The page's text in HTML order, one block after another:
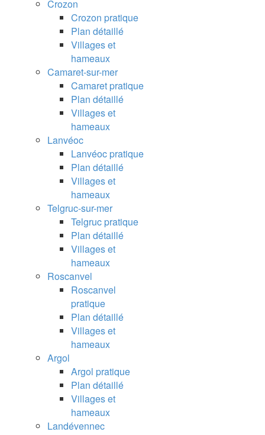
Crozon
Crozon pratique
Plan détaillé
Villages et
hameaux
Camaret-sur-mer
Camaret pratique
Plan détaillé
Villages et
hameaux
Lanvéoc
Lanvéoc pratique
Plan détaillé
Villages et
hameaux
Telgruc-sur-mer
Telgruc pratique
Plan détaillé
Villages et
hameaux
Roscanvel
Roscanvel
pratique
Plan détaillé
Villages et
hameaux
Argol
Argol pratique
Plan détaillé
Villages et
hameaux
Landévennec